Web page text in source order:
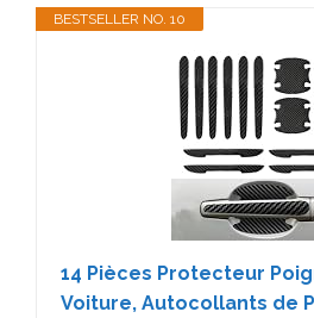
BESTSELLER NO. 10
14 Pièces Protecteur
Voiture, Autocollants de